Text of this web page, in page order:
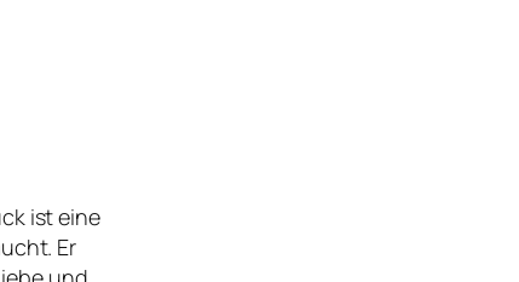
ist eine
Er